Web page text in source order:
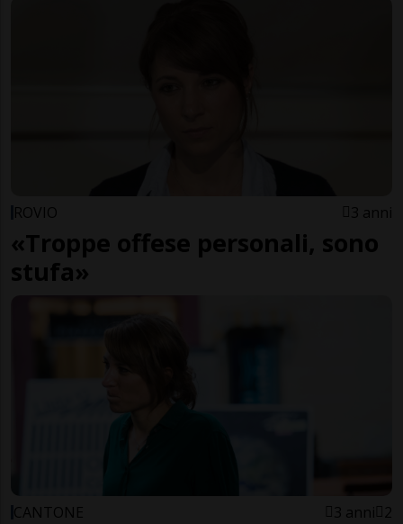
ROVIO 3 anni
«Troppe offese personali, sono
stufa»
CANTONE 3 anni 2